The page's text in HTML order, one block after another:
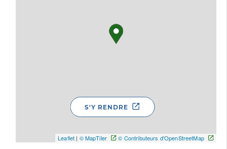
Leaflet | © MapTiler © Contributeurs d'OpenStreetMap
S'Y RENDRE